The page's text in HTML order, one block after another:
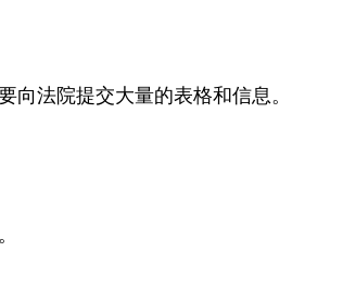
法院提交大量的表格和信息。